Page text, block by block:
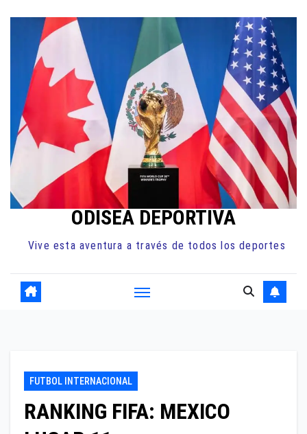
contenido
ODISEA DEPORTIVA
Vive esta aventura a través de todos los deportes
FUTBOL INTERNACIONAL
RANKING FIFA: MEXICO